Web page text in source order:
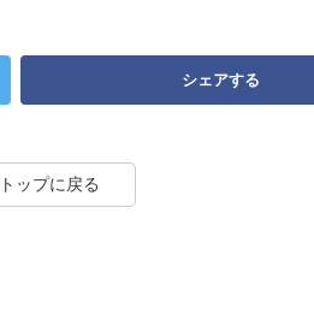
シェアする
ップに戻る